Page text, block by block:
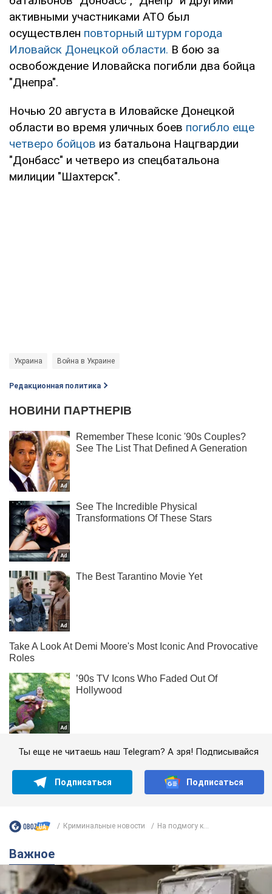
активными участниками АТО был
осуществлен повторный штурм города
Иловайск Донецкой области. В бою за
освобождение Иловайска погибли два бойца
"Днепра".
Ночью 20 августа в Иловайске Донецкой
области во время уличных боев погибло еще
четверо бойцов из батальона Нацгвардии
"Донбасс" и четверо из спецбатальона
милиции "Шахтерск".
Украина Война в Украине
Редакционная политика
Ты еще не читаешь наш Telegram? А зря! Подписывайся
Подписаться Подписаться
Криминальные новости На подмогу к...
Важное